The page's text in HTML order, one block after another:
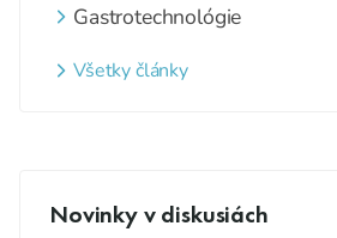
Gastrotechnológie
Všetky články
Novinky v diskusiách